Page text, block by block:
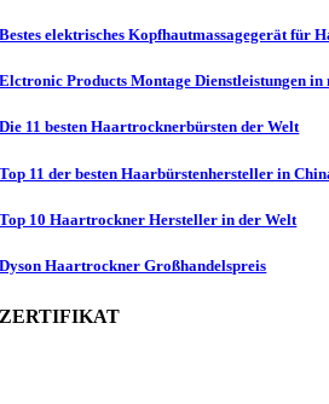
Bestes elektrisches Kopfhautmassagegerät für
Elctronic Products Montage Dienstleistungen in
Die 11 besten Haartrocknerbürsten der Welt
Top 11 der besten Haarbürstenhersteller in
Top 10 Haartrockner Hersteller in der Welt
Dyson Haartrockner Großhandelspreis
ZERTIFIKAT